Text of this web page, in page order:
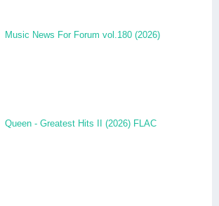
Music News For Forum vol.180 (2026)
Queen - Greatest Hits II (2026) FLAC